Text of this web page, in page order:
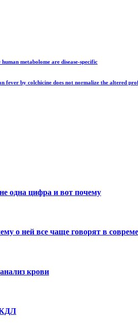
metabolome are disease-specific
fever by colchicine does not normalize the altered
одна цифра и вот почему
о ней все чаще говорят в
крови
КДЛ